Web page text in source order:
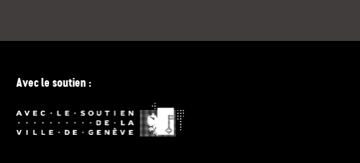
Avec le soutien :